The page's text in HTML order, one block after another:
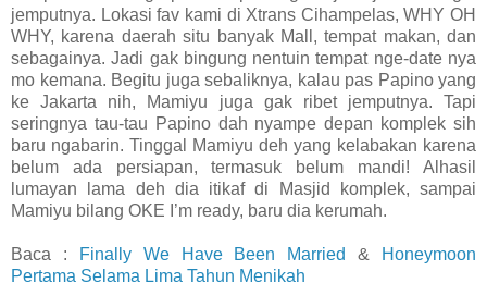
jemputnya. Lokasi fav kami di Xtrans Cihampelas, WHY OH
WHY, karena daerah situ banyak Mall, tempat makan, dan
sebagainya. Jadi gak bingung nentuin tempat nge-date nya
mo kemana. Begitu juga sebaliknya, kalau pas Papino yang
ke Jakarta nih, Mamiyu juga gak ribet jemputnya. Tapi
seringnya tau-tau Papino dah nyampe depan komplek sih
baru ngabarin. Tinggal Mamiyu deh yang kelabakan karena
belum ada persiapan, termasuk belum mandi! Alhasil
lumayan lama deh dia itikaf di Masjid komplek, sampai
Mamiyu bilang OKE I’m ready, baru dia kerumah.
Baca : Finally We Have Been Married &
Honeymoon
Pertama Selama Lima Tahun Menikah